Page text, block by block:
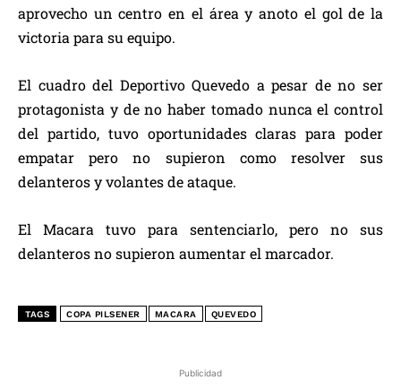
Publicidad
aprovecho un centro en el área y anoto el gol de la
victoria para su equipo.
El cuadro del Deportivo Quevedo a pesar de no ser
protagonista y de no haber tomado nunca el control
del partido, tuvo oportunidades claras para poder
empatar pero no supieron como resolver sus
delanteros y volantes de ataque.
El Macara tuvo para sentenciarlo, pero no sus
delanteros no supieron aumentar el marcador.
TAGS COPA PILSENER MACARA QUEVEDO